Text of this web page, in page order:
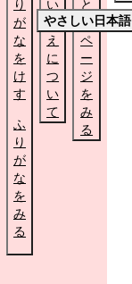
り
が
な
を
け
す
ふ
り
が
な
を
み
る
い
替
え
に
つ
い
て
と
の
ペ
ー
ジ
を
み
る
やさしい日本語